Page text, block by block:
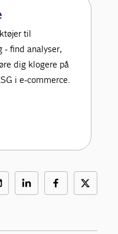
til
- find analyser,
dig klogere på
i e-commerce.